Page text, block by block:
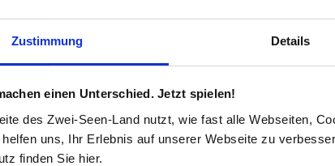
Zustimmung Details
einen Unterschied. Jetzt spielen!
des Zwei-Seen-Land nutzt, wie fast alle Webseiten,
uns, Ihr Erlebnis auf unserer Webseite zu
finden Sie hier.